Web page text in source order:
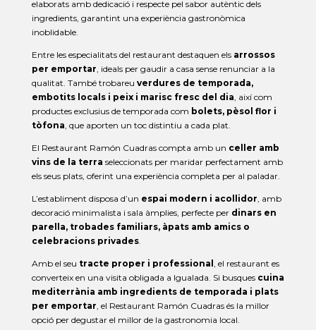
elaborats amb dedicació i respecte pel sabor autèntic dels
ingredients, garantint una experiència gastronòmica
inoblidable.
Entre les especialitats del restaurant destaquen els arrossos
per emportar, ideals per gaudir a casa sense renunciar a la
qualitat. També trobareu verdures de temporada,
embotits locals i peix i marisc fresc del dia, així com
productes exclusius de temporada com bolets, pèsol flor i
tòfona, que aporten un toc distintiu a cada plat.
El Restaurant Ramón Cuadras compta amb un celler amb
vins de la terra seleccionats per maridar perfectament amb
els seus plats, oferint una experiència completa per al paladar.
L’establiment disposa d’un espai modern i acollidor, amb
decoració minimalista i sala àmplies, perfecte per dinars en
parella, trobades familiars, àpats amb amics o
celebracions privades.
Amb el seu tracte proper i professional , el restaurant es
converteix en una visita obligada a Igualada. Si busques cuina
mediterrània amb ingredients de temporada i plats
per emportar, el Restaurant Ramón Cuadras és la millor
opció per degustar el millor de la gastronomia local.